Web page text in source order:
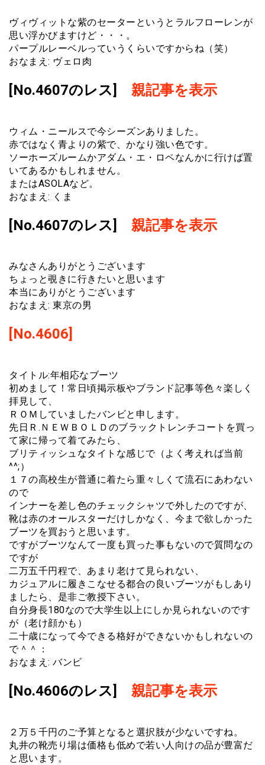
ヴィヴィットな紫のセーターというとラルフローレンが
思い浮かびますけど・・・。
パープルレーベルっていうくらいですからね（笑）
おなまえ: ヴェロ肉
[No.4607のレス] 親記事を表示
ウィム・ニールスで今シーズンありました。
赤ではなく青よりの紫で、かなり強い色です。
ソーホーズルームかアダム・エ・ロペなんかに行けば置
いてあるかもしれません。
またはASOLAなど。
おなまえ: くま
[No.4607のレス] 親記事を表示
みなさんありがとうございます
ちょっと覗きに行きたいと思います
本当にありがとうございます
おなまえ: 東京の男
[No.4606]
タイトル:年相応なブーツ
初めまして！常日頃掲示板やブランド記事等色々楽しく
拝見して、
ＲＯＭしていましたバンビと申します。
先日Ｒ.ＮＥＷＢＯＬＤのブラックトレンチコートを買っ
て家に帰って着てみたら、
ブリティッシュなタイトな感じで（よく考えれば当前
^^;）
１７の高校生が普通に着たら重々しくて流石にあわない
ので
インナーを差し色のチェックシャツで外したのですが、
靴は赤のオールスターだけしかなく、今まで欲しかった
ブーツを買おうと思います。
ですがブーツなんて一度も買った事もないので質問なの
ですが
二万五千円程で、あまり老けて見られない、
カジュアルに履きこなせる都合の良いブーツがもしあり
ましたら、是非ご教授下さい。
自分身長180なので大学生以上にしか見られないのです
が（老け顔かも）
二十歳になって今できる格好ができないかもしれないの
で＾＾：
おなまえ: バンビ
[No.4606のレス] 親記事を表示
２万５千円のご予算となると選択肢が少ないですね。
丸井の靴売り場は価格も低めで若い人向けの品が豊富だ
と思います。